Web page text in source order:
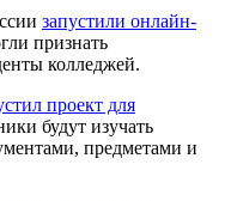
запустили онлайн-
признать
колледжей.
проект для
будут изучать
предметами и